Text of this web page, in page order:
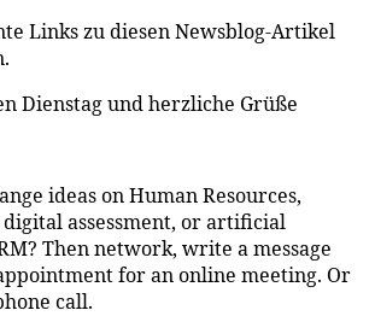
Links zu diesen Newsblog-Artikel
Dienstag und herzliche Grüße
ideas on Human Resources,
assessment, or artificial
Then network, write a message
for an online meeting. Or
call.